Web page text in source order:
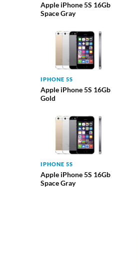
Apple iPhone 5S 16Gb
Space Gray
IPHONE 5S
Apple iPhone 5S 16Gb
Gold
IPHONE 5S
Apple iPhone 5S 16Gb
Space Gray